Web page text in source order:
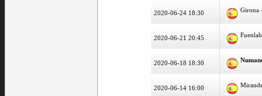
2020-06-24 18:30 Girona
2020-06-21 20:45
2020-06-18 18:30
2020-06-14 16:00